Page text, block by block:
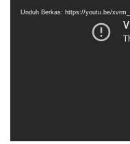
Unduh Berkas: https://youtu.be/